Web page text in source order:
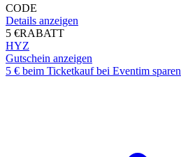
CODE
Details anzeigen
5 €RABATT
HYZ
Gutschein anzeigen
5 € beim Ticketkauf bei Eventim sparen